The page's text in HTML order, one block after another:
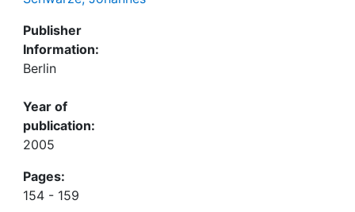
Publisher
Information:
Berlin
Year of
publication:
2005
Pages:
154 - 159